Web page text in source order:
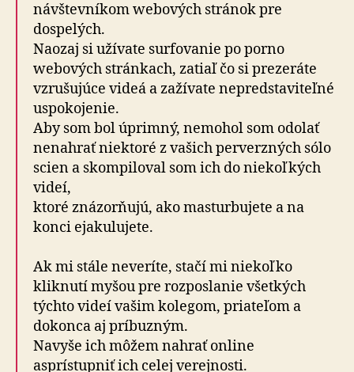
návštevníkom webových stránok pre
dospelých.
Naozaj si užívate surfovanie po porno
webových stránkach, zatiaľ čo si prezeráte
vzrušujúce videá a zažívate nepredstaviteľné
uspokojenie.
Aby som bol úprimný, nemohol som odolať
nenahrať niektoré z vašich perverzných sólo
scien a skompiloval som ich do niekoľkých
videí,
ktoré znázorňujú, ako masturbujete a na
konci ejakulujete.
Ak mi stále neveríte, stačí mi niekoľko
kliknutí myšou pre rozposlanie všetkých
týchto videí vašim kolegom, priateľom a
dokonca aj príbuzným.
Navyše ich môžem nahrať online
asprístupniť ich celej verejnosti.